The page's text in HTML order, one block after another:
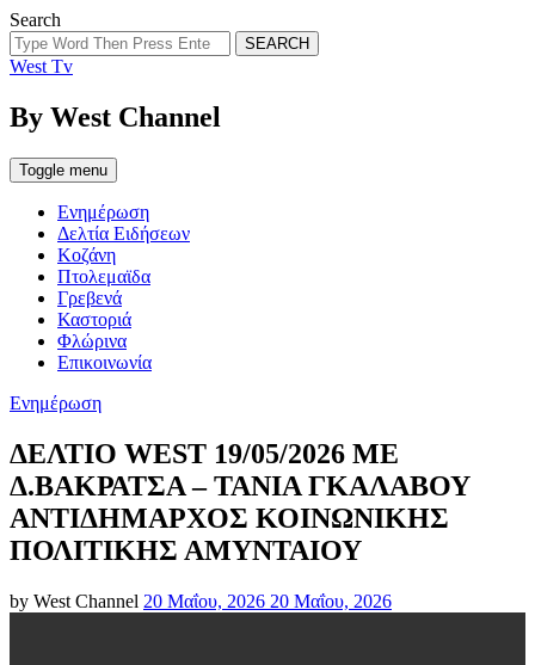
Search
SEARCH
West Tv
By West Channel
Toggle menu
Ενημέρωση
Δελτία Ειδήσεων
Κοζάνη
Πτολεμαϊδα
Γρεβενά
Καστοριά
Φλώρινα
Επικοινωνία
Categories
Ενημέρωση
ΔΕΛΤΙΟ WEST 19/05/2026 ΜΕ
Δ.ΒΑΚΡΑΤΣΑ – ΤΑΝΙΑ ΓΚΑΛΑΒΟΥ
ΑΝΤΙΔΗΜΑΡΧΟΣ ΚΟΙΝΩΝΙΚΗΣ
ΠΟΛΙΤΙΚΗΣ ΑΜΥΝΤΑΙΟΥ
by West Channel Posted
20 Μαΐου, 2026 20 Μαΐου, 2026